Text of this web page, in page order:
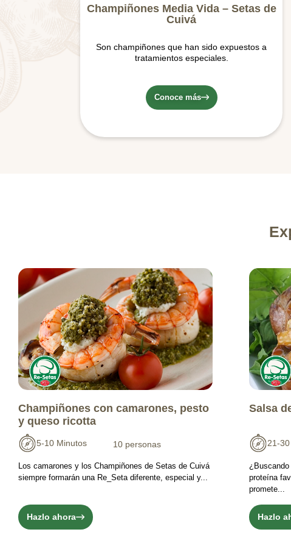
Champiñones Media Vida – Setas de
Cuivá
Son champiñones que han sido expuestos a
tratamientos especiales.
Conoce más
Champiñones con camarones, pesto
y queso ricotta
5-10 Minutos 10 personas
Los camarones y los Champiñones de Setas de Cuivá
siempre formarán una Re_Seta diferente, especial y...
Hazlo ahora
Salsa
21-
¿Buscando
proteína
promete...
Hazlo